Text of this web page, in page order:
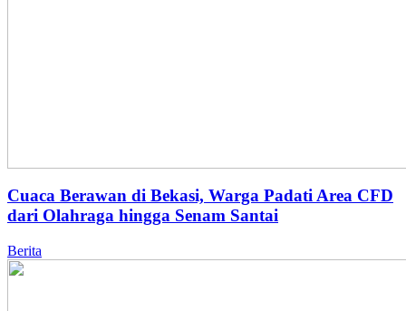
Cuaca Berawan di Bekasi, Warga Padati Area CFD
dari Olahraga hingga Senam Santai
Berita